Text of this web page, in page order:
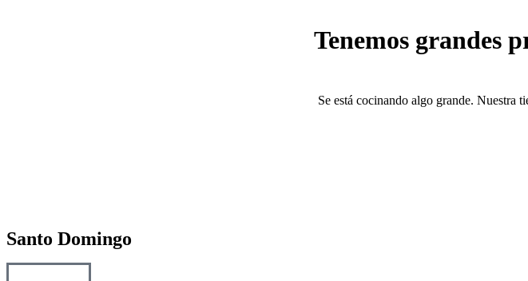
Tenemos grandes
Se está cocinando algo grande. Nuestra
Santo Domingo